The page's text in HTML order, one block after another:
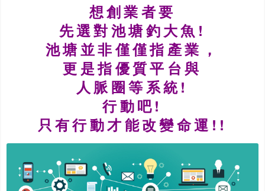
想創業者要
先選對池塘釣大魚!
池塘並非僅僅指產業，
更是指優質平台與
人脈圈等系統!
行動吧!
只有行動才能改變命運!!